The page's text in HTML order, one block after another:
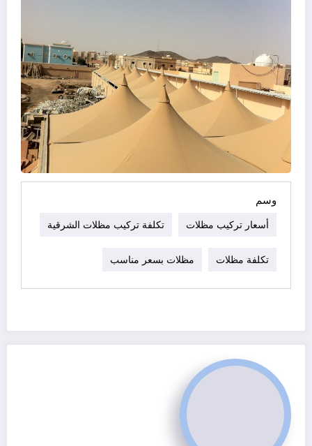
وسم
أسعار تركيب مظلات تكلفة تركيب مظلات الشرقية
تكلفة مظلات مظلات بسعر مناسب